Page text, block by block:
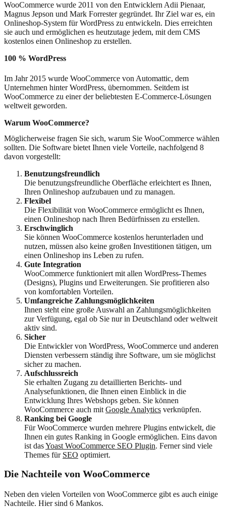
WooCommerce wurde 2011 von den Entwicklern Adii Pienaar,
Magnus Jepson und Mark Forrester gegründet. Ihr Ziel war es, ein
Onlineshop-System für WordPress zu entwickeln. Dies erreichten
sie auch und ermöglichen es heutzutage jedem, mit dem CMS
kostenlos einen Onlineshop zu erstellen.
100 % WordPress
Im Jahr 2015 wurde WooCommerce von Automattic, dem
Unternehmen hinter WordPress, übernommen. Seitdem ist
WooCommerce zu einer der beliebtesten E-Commerce-Lösungen
weltweit geworden.
Warum WooCommerce?
Möglicherweise fragen Sie sich, warum Sie WooCommerce wählen
sollten. Die Software bietet Ihnen viele Vorteile, nachfolgend 8
davon vorgestellt:
Benutzungsfreundlich
Die benutzungsfreundliche Oberfläche erleichtert es Ihnen,
Ihren Onlineshop aufzubauen und zu managen.
Flexibel
Die Flexibilität von WooCommerce ermöglicht es Ihnen,
einen Onlineshop nach Ihren Bedürfnissen zu erstellen.
Erschwinglich
Sie können WooCommerce kostenlos herunterladen und
nutzen, müssen also keine großen Investitionen tätigen, um
einen Onlineshop ins Leben zu rufen.
Gute Integration
WooCommerce funktioniert mit allen WordPress-Themes
(Designs), Plugins und Erweiterungen. Sie profitieren also
von komfortablen Vorteilen.
Umfangreiche Zahlungsmöglichkeiten
Ihnen steht eine große Auswahl an Zahlungsmöglichkeiten
zur Verfügung, egal ob Sie nur in Deutschland oder weltweit
aktiv sind.
Sicher
Die Entwickler von WordPress, WooCommerce und anderen
Diensten verbessern ständig ihre Software, um sie möglichst
sicher zu machen.
Aufschlussreich
Sie erhalten Zugang zu detaillierten Berichts- und
Analysefunktionen, die Ihnen einen Einblick in die
Entwicklung Ihres Webshops geben. Sie können
WooCommerce auch mit Google Analytics verknüpfen.
Ranking bei Google
Für WooCommerce wurden mehrere Plugins entwickelt, die
Ihnen ein gutes Ranking in Google ermöglichen. Eins davon
ist dasYoast WooCommerce SEO Plugin. Ferner sind viele
Themes für SEO optimiert.
Die Nachteile von WooCommerce
Neben den vielen Vorteilen von WooCommerce gibt es auch einige
Nachteile. Hier sind 6 Mankos.